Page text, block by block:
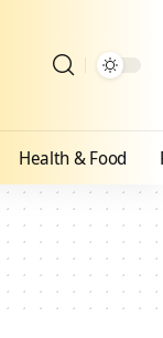
Health & Food